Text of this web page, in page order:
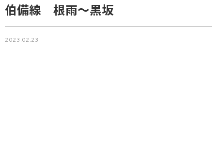
伯備線 根雨～黒坂
2023.02.23